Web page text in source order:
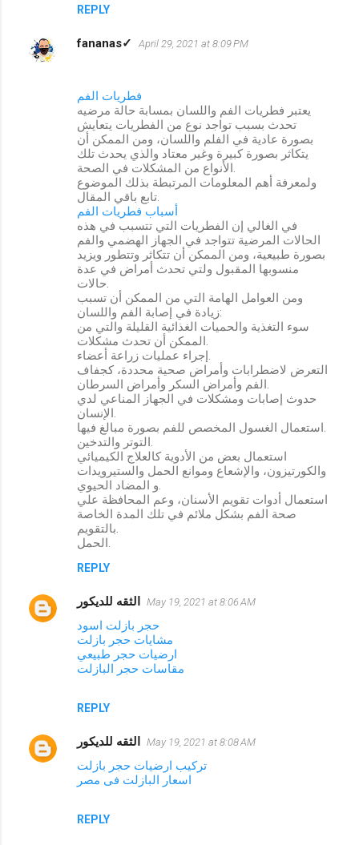
REPLY
fananas✓ April 29, 2021 at 8:09 PM
فطريات الفم
يعتبر فطريات الفم واللسان بمسابة حالة مرضيه
تحدث بسبب تواجد نوع من الفطريات يتعايش
بصورة عادية في الفلم واللسان، ومن الممكن أن
يتكاثر بصورة كبيرة وغير معتاد والذي يحدث تلك
ولمعرفة أهم المعلومات المرتبطة بذلك الموضوع
أسباب فطريات الفم
في الغالي إن الفطريات التي تتسبب في هذه
الحالات المرضية تتواجد في الجهاز الهضمي والفم
بصورة طبيعية، ومن الممكن أن تتكاثر وتتطور ويزيد
منسوبها المقبول ولتي تحدث أمراض في عدة
ومن العوامل الهامة التي من الممكن أن تسبب
زيادة في إصابة الفم واللسان:
سوء التغذية والحميات الغذائية القليلة والتي من
التعرض لاضطرابات وأمراض صحية محددة، كجفاف
حدوث إصابات ومشكلات في الجهاز المناعي لدي
استعمال بعض من الأدوية كالعلاج الكيميائي
والكورتيزون، والإشعاع وموانع الحمل والستيرويدات
استعمال أدوات تقويم الأسنان، وعم المحافظة علي
صحة الفم بشكل ملائم في تلك المدة الخاصة
REPLY
الثقه للديكور May 19, 2021 at 8:06 AM
حجر بازلت اسود
مشايات حجر بازلت
ارضيات حجر طبيعي
مقاسات حجر البازلت
REPLY
الثقه للديكور May 19, 2021 at 8:08 AM
تركيب ارضيات حجر بازلت
اسعار البازلت فى مصر
REPLY